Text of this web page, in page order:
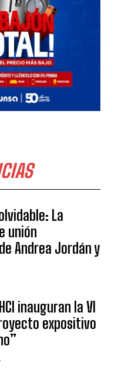
La
unión
Andrea Jordán y
inauguran la VI
expositivo